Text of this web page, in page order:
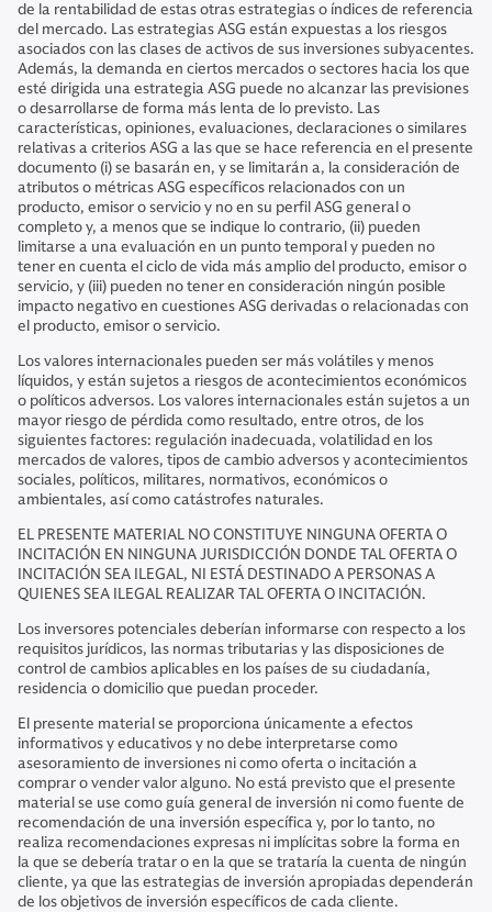
de la rentabilidad de estas otras estrategias o índices de referencia
del mercado. Las estrategias ASG están expuestas a los riesgos
asociados con las clases de activos de sus inversiones subyacentes.
Además, la demanda en ciertos mercados o sectores hacia los que
esté dirigida una estrategia ASG puede no alcanzar las previsiones
o desarrollarse de forma más lenta de lo previsto. Las
características, opiniones, evaluaciones, declaraciones o similares
relativas a criterios ASG a las que se hace referencia en el presente
documento (i) se basarán en, y se limitarán a, la consideración de
atributos o métricas ASG específicos relacionados con un
producto, emisor o servicio y no en su perfil ASG general o
completo y, a menos que se indique lo contrario, (ii) pueden
limitarse a una evaluación en un punto temporal y pueden no
tener en cuenta el ciclo de vida más amplio del producto, emisor o
servicio, y (iii) pueden no tener en consideración ningún posible
impacto negativo en cuestiones ASG derivadas o relacionadas con
el producto, emisor o servicio.
Los valores internacionales pueden ser más volátiles y menos
líquidos, y están sujetos a riesgos de acontecimientos económicos
o políticos adversos. Los valores internacionales están sujetos a un
mayor riesgo de pérdida como resultado, entre otros, de los
siguientes factores: regulación inadecuada, volatilidad en los
mercados de valores, tipos de cambio adversos y acontecimientos
sociales, políticos, militares, normativos, económicos o
ambientales, así como catástrofes naturales.
EL PRESENTE MATERIAL NO CONSTITUYE NINGUNA OFERTA O
INCITACIÓN EN NINGUNA JURISDICCIÓN DONDE TAL OFERTA O
INCITACIÓN SEA ILEGAL, NI ESTÁ DESTINADO A PERSONAS A
QUIENES SEA ILEGAL REALIZAR TAL OFERTA O INCITACIÓN.
Los inversores potenciales deberían informarse con respecto a los
requisitos jurídicos, las normas tributarias y las disposiciones de
control de cambios aplicables en los países de su ciudadanía,
residencia o domicilio que puedan proceder.
El presente material se proporciona únicamente a efectos
informativos y educativos y no debe interpretarse como
asesoramiento de inversiones ni como oferta o incitación a
comprar o vender valor alguno. No está previsto que el presente
material se use como guía general de inversión ni como fuente de
recomendación de una inversión específica y, por lo tanto, no
realiza recomendaciones expresas ni implícitas sobre la forma en
la que se debería tratar o en la que se trataría la cuenta de ningún
cliente, ya que las estrategias de inversión apropiadas dependerán
de los objetivos de inversión específicos de cada cliente.